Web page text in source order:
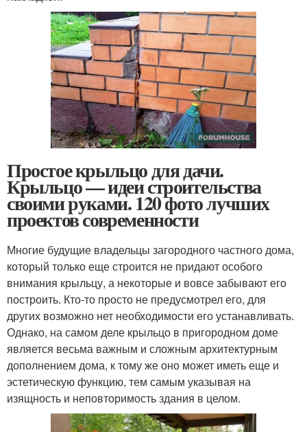
Простое крыльцо для дачи.
Крыльцо — идеи строительства
своими руками. 120 фото лучших
проектов современности
Многие будущие владельцы загородного частного дома,
который только еще строится не придают особого
внимания крыльцу, а некоторые и вовсе забывают его
построить. Кто-то просто не предусмотрел его, для
других возможно нет необходимости его устанавливать.
Однако, на самом деле крыльцо в пригородном доме
является весьма важным и сложным архитектурным
дополнением дома, к тому же оно может иметь еще и
эстетическую функцию, тем самым указывая на
изящность и неповторимость здания в целом.